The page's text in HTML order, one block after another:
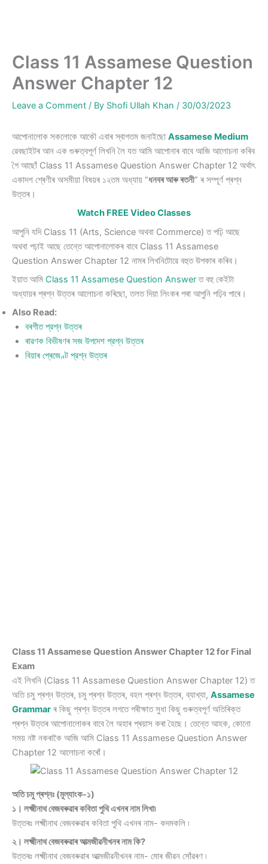
Class 11 Assamese Question
Answer Chapter 12
Leave a Comment / By Shofi Ullah Khan / 30/03/2023
আপোনালোক সকলোকে আকৌ এবাৰ স্বাগতম জনাইছো Assamese Medium
ৱেবছাইটৰ আন এক গুৰুত্বপূৰ্ণ লিখনি লৈ যত আমি আপোনাৰ বাবে আজি আলোচনা কৰিব
গৈ আছোঁ Class 11 Assamese Question Answer Chapter 12 অৰ্থাৎ
একাদশ শ্ৰেণীৰ অসমীয়া বিষয়ৰ ১২তম অধ্যায় “ধনবৰ আৰু ৰতনী” ৰ সম্পূৰ্ণ প্ৰশ্ন
উত্তৰ।
Watch FREE Video Classes
আপুনি যদি Class 11 (Arts, Science অথবা Commerce) ত পঢ়ি আছে
অথবা পঢ়াই আছে তেন্তে আপোনালোকৰ বাবে Class 11 Assamese
Question Answer Chapter 12 নামৰ লিখনিটোৱে বহুত উপকাৰ কৰিব।
ইয়াত আমি Class 11 Assamese Question Answerত বহু কেইটা
অধ্যায়ৰ প্ৰশ্ন উত্তৰ আলোচনা কৰিছো, তলত দিয়া লিংকৰ পৰা আপুনি পঢ়িব পাৰে।
Also Read:
বৰগীত প্রশ্ন উত্তৰ
ৰাৱণক বিভীষণৰ সজ উপদেশ প্রশ্ন উত্তৰ
বিয়াৰ প্ৰেজেণ্ট প্রশ্ন উত্তৰ
Class 11 Assamese Question Answer Chapter 12 for Final
Exam
এই লিখনি (Class 11 Assamese Question Answer Chapter 12) ত
অতি চমু প্ৰশ্ন উত্তৰ, চমু প্ৰশ্ন উত্তৰ, বহল প্ৰশ্ন উত্তৰ, ব্যাখ্যা, Assamese
Grammar ৰ কিছু প্ৰশ্ন উত্তৰ লগতে পৰীক্ষাত সুধা কিছু গুৰুত্বপূৰ্ণ অতিৰিক্ত
প্ৰশ্ন উত্তৰ আপোনালোকৰ বাবে লৈ অহাৰ প্ৰয়াস কৰা হৈছে। তেন্তে আহক, কোনো
সময় নষ্ট নকৰাকৈ আজি আমি Class 11 Assamese Question Answer
Chapter 12 আলোচনা কৰোঁ।
অতি চমু প্ৰশ্নঃ (মূল্যাংক-১)
১। লক্ষ্মীনাথ বেজবৰুৱাৰ কবিতা পুথি এখনৰ নাম লিখা৷
উত্তৰঃ লক্ষ্মীনাথ বেজবৰুৱাৰ কবিতা পুথি এখনৰ নাম- কদমকলি ৷
২। লক্ষ্মীনাথ বেজবৰুৱাৰ আত্মজীৱনীখনৰ নাম কি?
উত্তৰঃ লক্ষ্মীনাথ বেজবৰুৱাৰ আত্মজীৱনীখনৰ নাম- মোৰ জীৱন সোঁৱৰণ ৷